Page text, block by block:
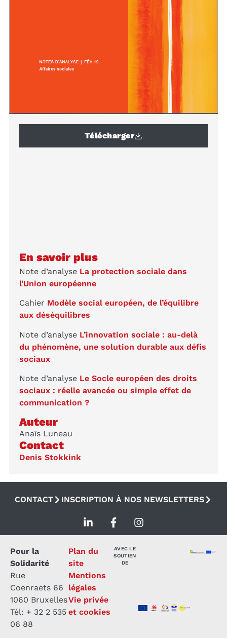
Télécharger
En savoir plus
Note d’analyse La protection sociale dans
l’Union européenne
Cahier Modèle social européen, de l’équilibre
aux déséquilibres
Note d’analyse L’innovation sociale : au-delà
du phénomène, une solution durable aux défis
sociaux
Note d’analyse Le Socle européen des droits
sociaux : réelle avancée ou simple effet de
communication ?
Auteur
Anaïs Luneau
Contact
Denis Stokkink
CONTACT INSCRIPTION À NOS NEWSLETTERS
Pour la
Solidarité
Rue
Coenraets 66
1060 Bruxelles
Tél: + 32 2 535
06 88
AVEC LE
SOUTIEN
DE
Plan du
site
Mentions
légales
Vie privée
et cookies